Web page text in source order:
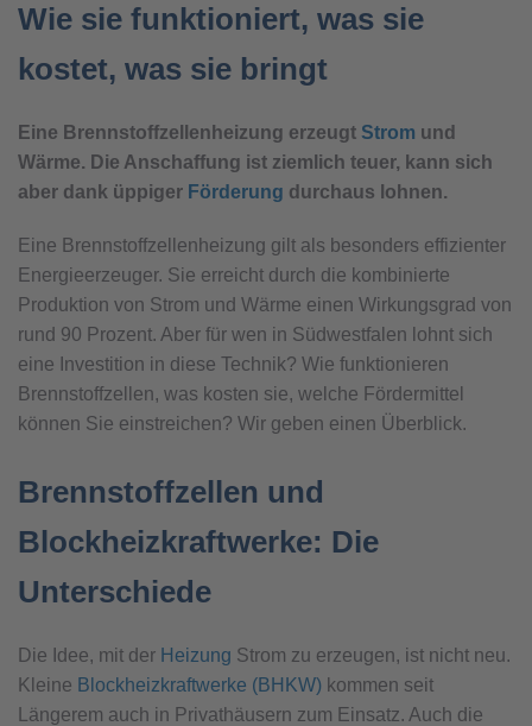
Wie sie funktioniert, was sie
kostet, was sie bringt
Eine Brennstoffzellenheizung erzeugt Strom und
Wärme. Die Anschaffung ist ziemlich teuer, kann sich
aber dank üppiger Förderung durchaus lohnen.
Eine Brennstoffzellenheizung gilt als besonders effizienter
Energieerzeuger. Sie erreicht durch die kombinierte
Produktion von Strom und Wärme einen Wirkungsgrad von
rund 90 Prozent. Aber für wen in Südwestfalen lohnt sich
eine Investition in diese Technik? Wie funktionieren
Brennstoffzellen, was kosten sie, welche Fördermittel
können Sie einstreichen? Wir geben einen Überblick.
Brennstoffzellen und
Blockheizkraftwerke: Die
Unterschiede
Die Idee, mit der Heizung Strom zu erzeugen, ist nicht neu.
Kleine Blockheizkraftwerke (BHKW) kommen seit
Längerem auch in Privathäusern zum Einsatz. Auch die